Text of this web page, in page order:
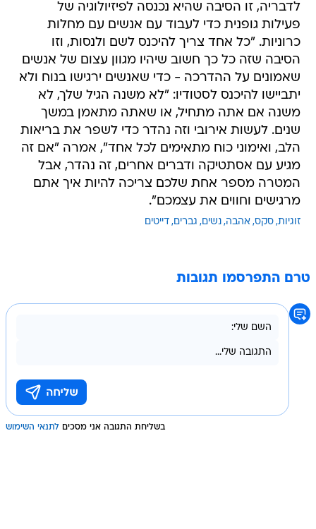
לדבריה, זו הסיבה שהיא נכנסה לפיזיולוגיה של
פעילות גופנית כדי לעבוד עם אנשים עם מחלות
כרוניות. "כל אחד צריך להיכנס לשם ולנסות, וזו
הסיבה שזה כל כך חשוב שיהיו מגוון עצום של אנשים
שאמונים על ההדרכה - כדי שאנשים ירגישו בנוח ולא
יתביישו להיכנס לסטודיו: "לא משנה הגיל שלך, לא
משנה אם אתה מתחיל, או שאתה מתאמן במשך
שנים. לעשות אירובי וזה נהדר כדי לשפר את בריאות
הלב, ואימוני כוח מתאימים לכל אחד", אמרה "אם זה
מגיע עם אסתטיקה ודברים אחרים, זה נהדר, אבל
המטרה מספר אחת שלכם צריכה להיות איך אתם
מרגישים וחווים את עצמכם".
זוגיות סקס אהבה נשים גברים דייטים
טרם התפרסמו תגובות
בשליחת התגובה אני מסכים לתנאי השימוש